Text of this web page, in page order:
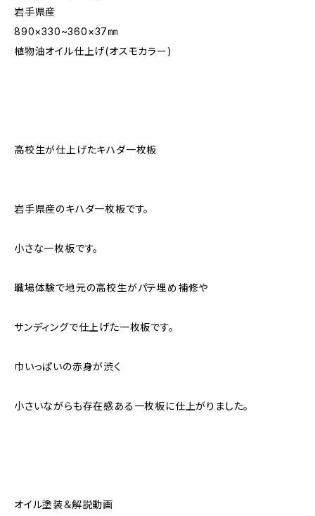
岩手県産
890×330~360×37㎜
植物油オイル仕上げ(オスモカラー)
高校生が仕上げたキハダ一枚板
岩手県産のキハダ一枚板です。
小さな一枚板です。
職場体験で地元の高校生がパテ埋め補修や
サンディングで仕上げた一枚板です。
巾いっぱいの赤身が渋く
小さいながらも存在感ある一枚板に仕上がりました。
オイル塗装＆解説動画